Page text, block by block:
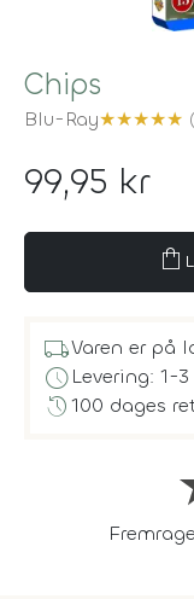
Chips
Blu-Ray★★★★★
99,95 kr
shopping_bag
local_shippingVaren er på
scheduleLevering: 1-
history100 dages